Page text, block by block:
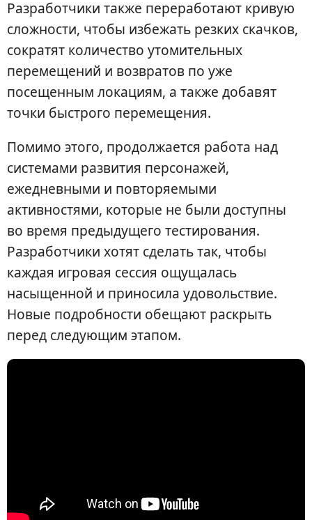
Разработчики также переработают кривую
сложности, чтобы избежать резких скачков,
сократят количество утомительных
перемещений и возвратов по уже
посещенным локациям, а также добавят
точки быстрого перемещения.
Помимо этого, продолжается работа над
системами развития персонажей,
ежедневными и повторяемыми
активностями, которые не были доступны
во время предыдущего тестирования.
Разработчики хотят сделать так, чтобы
каждая игровая сессия ощущалась
насыщенной и приносила удовольствие.
Новые подробности обещают раскрыть
перед следующим этапом.